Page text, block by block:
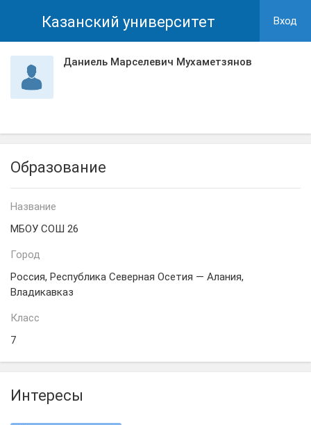
Казанский университет Вход
Даниель Марселевич Мухаметзянов
Образование
Название
МБОУ СОШ 26
Город
Россия, Республика Северная Осетия — Алания,
Владикавказ
Класс
7
Интересы